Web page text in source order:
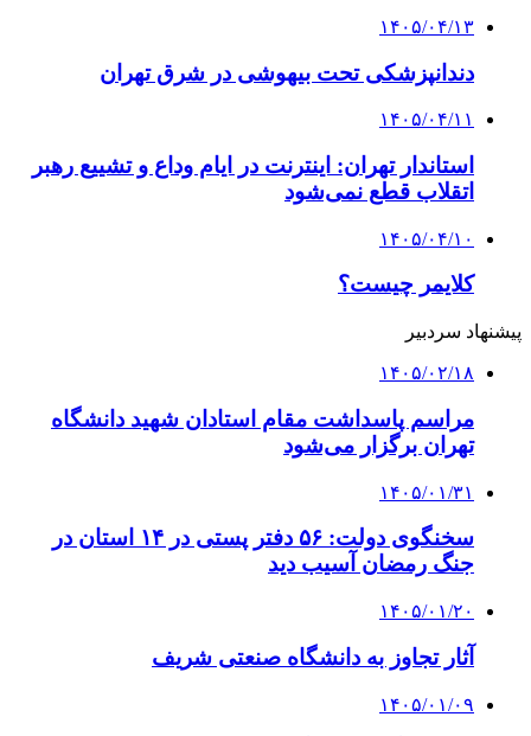
۱۴۰۵/۰۴/۱۳
دندانپزشکی تحت بیهوشی در شرق تهران
۱۴۰۵/۰۴/۱۱
استاندار تهران: اینترنت در ایام وداع و تشییع رهبر
اتقلاب قطع نمی‌شود
۱۴۰۵/۰۴/۱۰
کلایمر چیست؟
پیشنهاد سردبیر
۱۴۰۵/۰۲/۱۸
مراسم پاسداشت مقام استادان شهید دانشگاه
تهران برگزار می‌شود
۱۴۰۵/۰۱/۳۱
سخنگوی دولت: ۵۶ دفتر پستی در ۱۴ استان در
جنگ رمضان آسیب دید
۱۴۰۵/۰۱/۲۰
آثار تجاوز به دانشگاه صنعتی شریف
۱۴۰۵/۰۱/۰۹